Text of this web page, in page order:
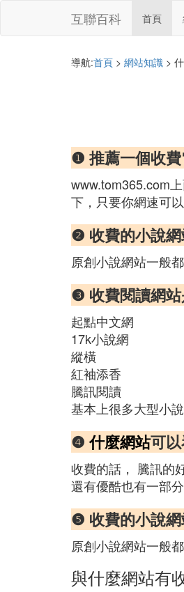
互聯百科 首頁
導航:首頁 > 網站知識 >
❶ 推薦一個收
www.tom365.com
下，只要你網速可
❷ 收費的小說
原創小說網站一般
❸ 收費閱讀網
起點中文網
17k小說網
縱橫
紅袖添香
騰訊閱讀
基本上很多大型小
❹什麼網站可
收費的話， 騰訊的
還有優酷也有一部
❺ 收費的小說
原創小說網站一般
與什麼網站有